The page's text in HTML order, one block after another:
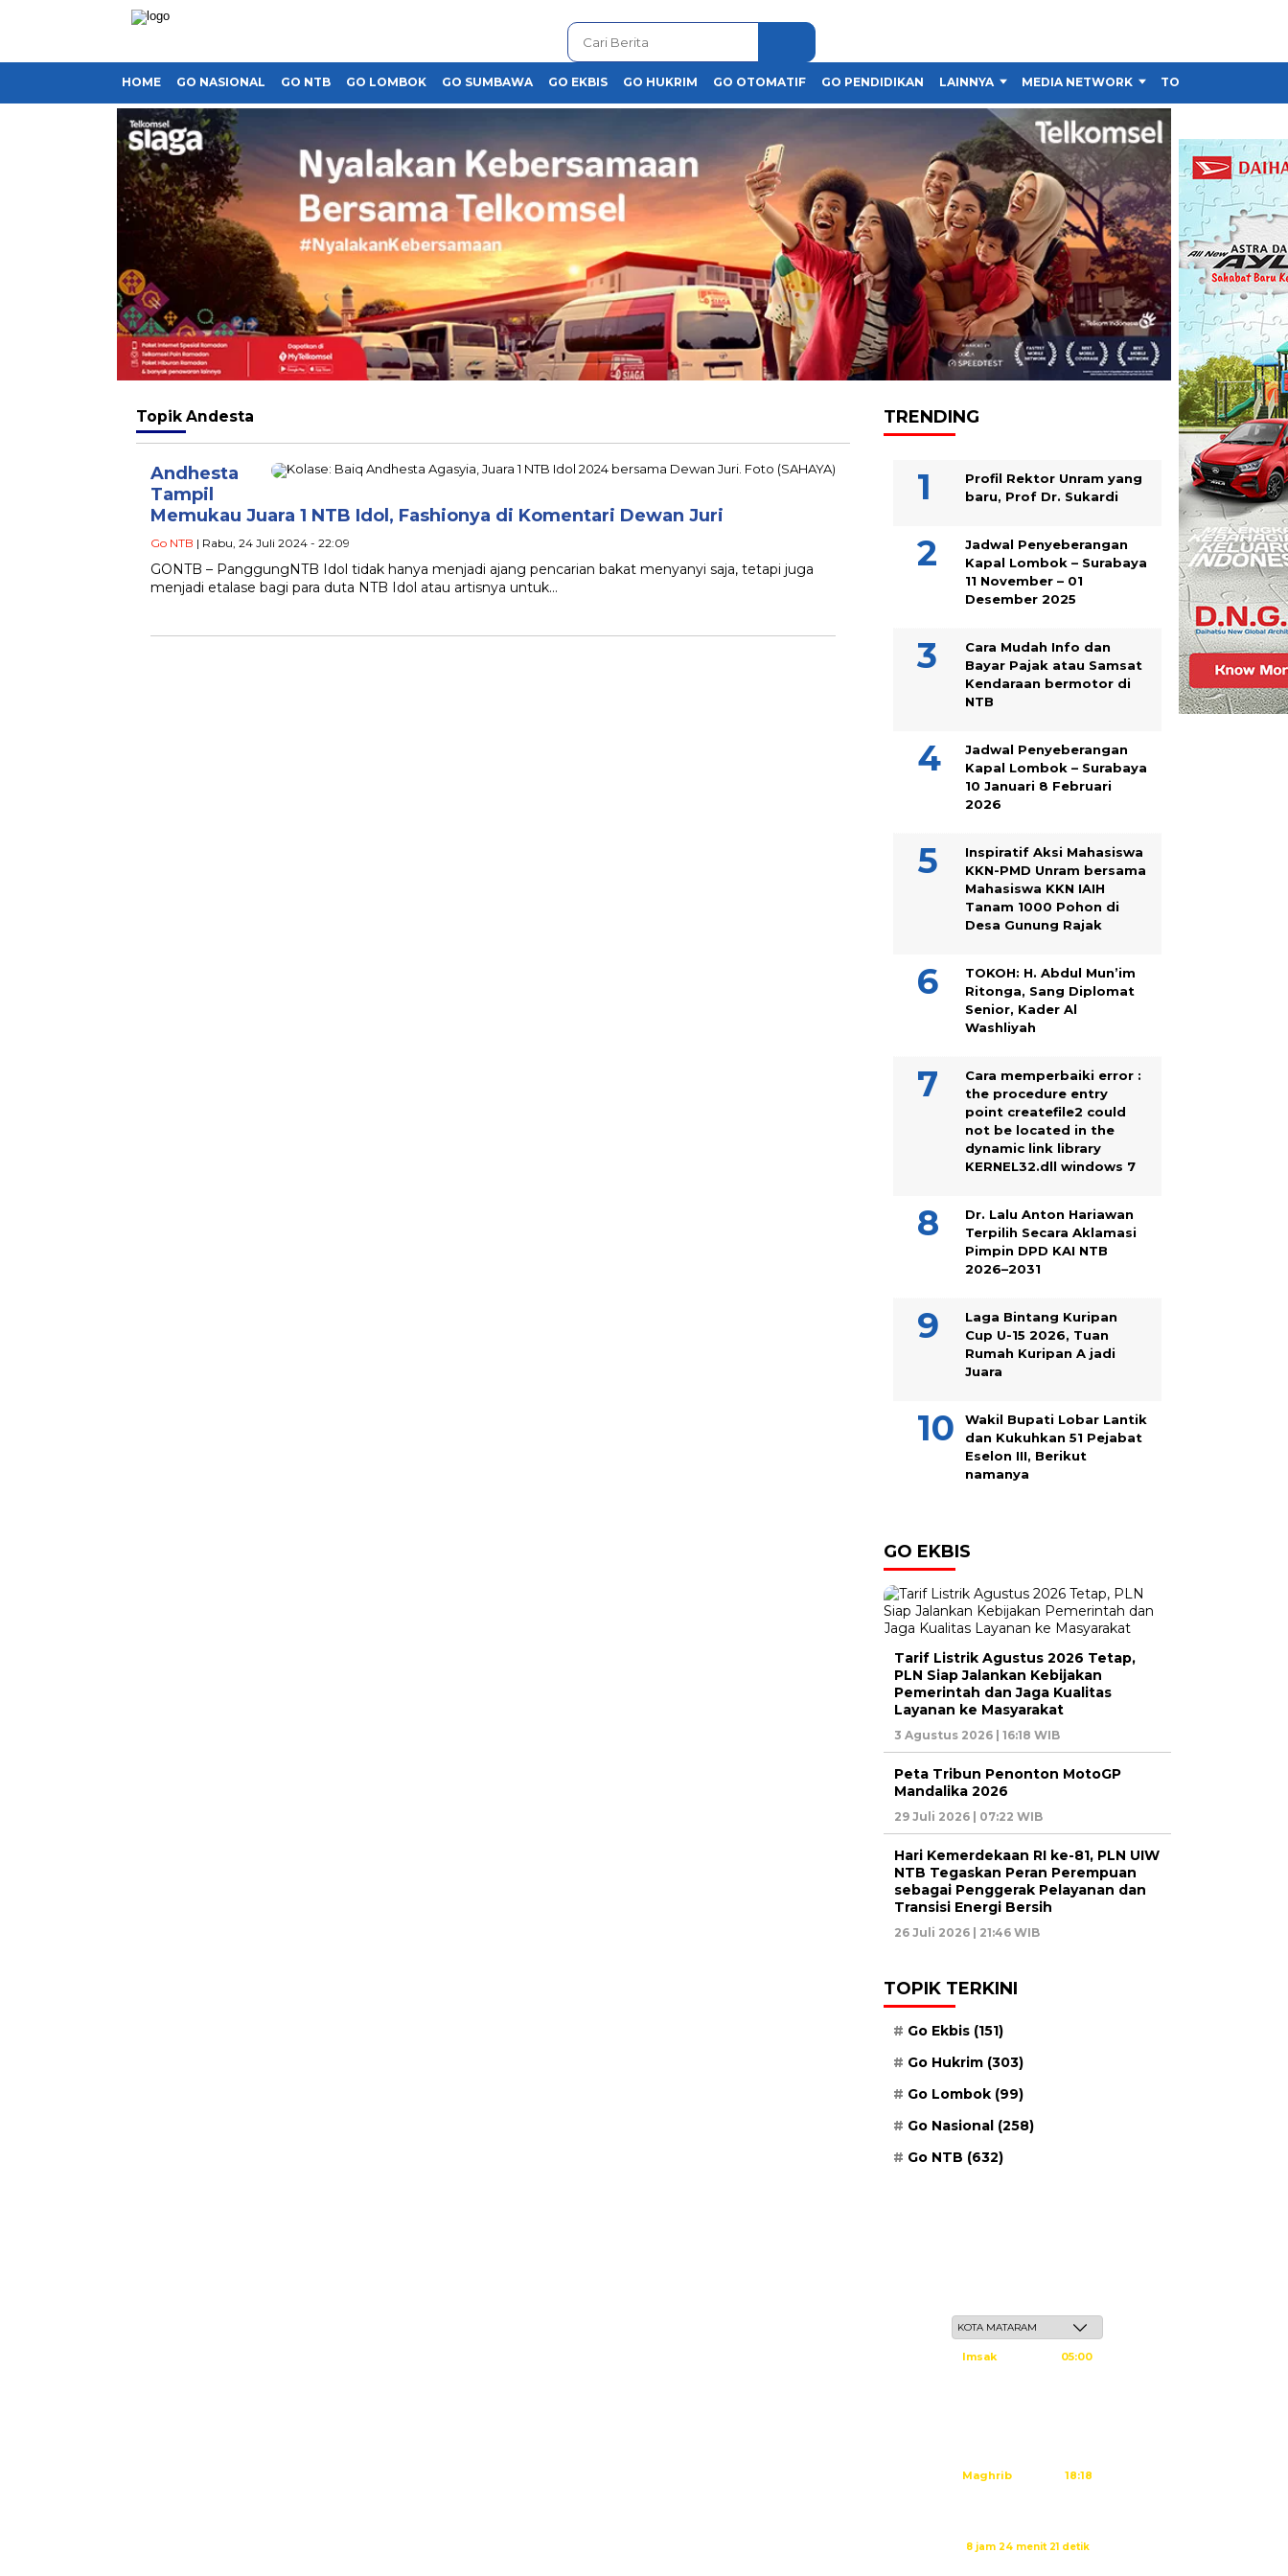
HOME GO NASIONAL GO NTB GO LOMBOK GO SUMBAWA GO EKBIS GO HUKRIM GO OTOMATIF GO PENDIDIKAN LAINNYA MEDIA NETWORK TOKO
Topik Andesta
Andhesta
Tampil
Memukau Juara 1 NTB Idol, Fashionya di Komentari Dewan Juri
Go NTB | Rabu, 24 Juli 2024 - 22:09
GONTB – PanggungNTB Idol tidak hanya menjadi ajang pencarian bakat menyanyi saja, tetapi juga
menjadi etalase bagi para duta NTB Idol atau artisnya untuk…
TRENDING
Profil Rektor Unram yang
baru, Prof Dr. Sukardi
Jadwal Penyeberangan
Kapal Lombok – Surabaya
11 November – 01
Desember 2025
Cara Mudah Info dan
Bayar Pajak atau Samsat
Kendaraan bermotor di
NTB
Jadwal Penyeberangan
Kapal Lombok – Surabaya
10 Januari 8 Februari
2026
Inspiratif Aksi Mahasiswa
KKN-PMD Unram bersama
Mahasiswa KKN IAIH
Tanam 1000 Pohon di
Desa Gunung Rajak
TOKOH: H. Abdul Mun’im
Ritonga, Sang Diplomat
Senior, Kader Al
Washliyah
Cara memperbaiki error :
the procedure entry
point createfile2 could
not be located in the
dynamic link library
KERNEL32.dll windows 7
Dr. Lalu Anton Hariawan
Terpilih Secara Aklamasi
Pimpin DPD KAI NTB
2026–2031
Laga Bintang Kuripan
Cup U-15 2026, Tuan
Rumah Kuripan A jadi
Juara
Wakil Bupati Lobar Lantik
dan Kukuhkan 51 Pejabat
Eselon III, Berikut
namanya
GO EKBIS
Tarif Listrik Agustus 2026 Tetap,
PLN Siap Jalankan Kebijakan
Pemerintah dan Jaga Kualitas
Layanan ke Masyarakat
3 Agustus 2026 | 16:18 WIB
Peta Tribun Penonton MotoGP
Mandalika 2026
29 Juli 2026 | 07:22 WIB
Hari Kemerdekaan RI ke-81, PLN UIW
NTB Tegaskan Peran Perempuan
sebagai Penggerak Pelayanan dan
Transisi Energi Bersih
26 Juli 2026 | 21:46 WIB
TOPIK TERKINI
Go Ekbis (151)
Go Hukrim (303)
Go Lombok (99)
Go Nasional (258)
Go NTB (632)
Imsak 05:00
Maghrib 18:18
8 jam 24 menit 21 detik